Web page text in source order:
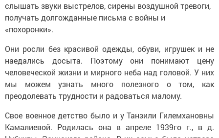
слышать звуки выстрелов, сирены воздушной тревоги,
получать долгожданные письма с войны и
«похоронки».
Они росли без красивой одежды, обуви, игрушек и не
наедались досыта. Поэтому они понимают цену
человеческой жизни и мирного неба над головой. У них
мы можем узнать много полезного о том, как
преодолевать трудности и радоваться малому.
Свое военное детство было и у Танзили Гилемхановны
Камалиевой. Родилась она в апреле 1939го г., в д.